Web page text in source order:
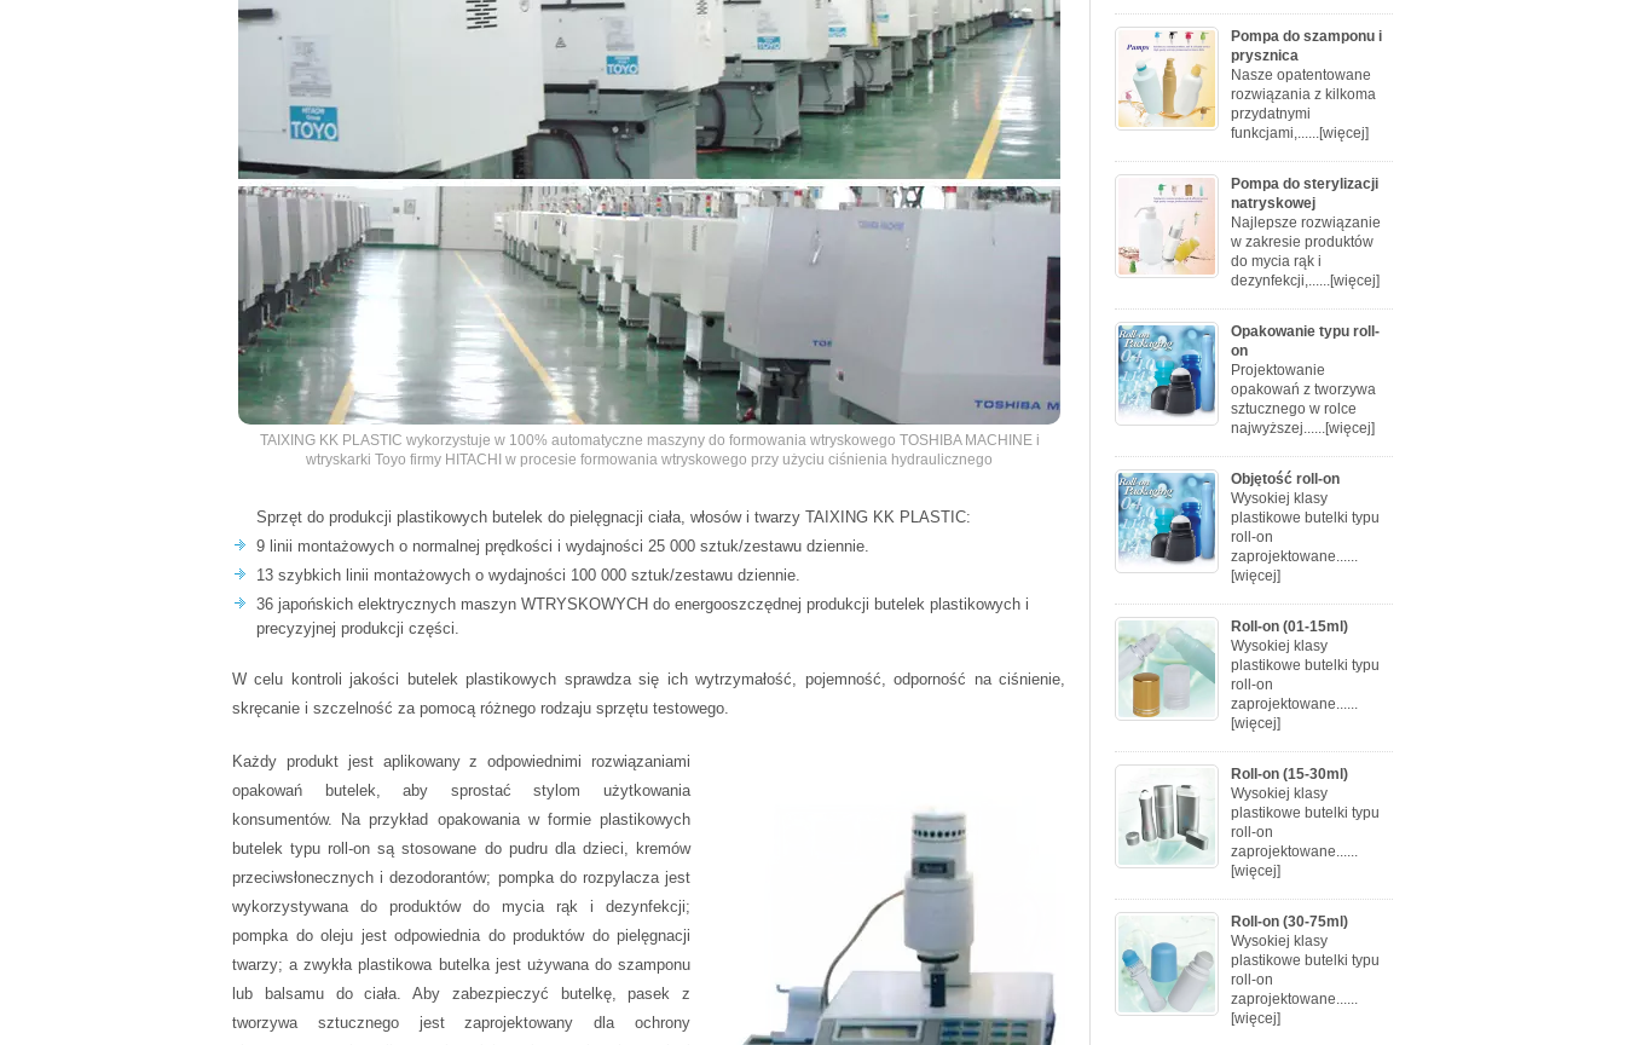
TAIXING KK PLASTIC wykorzystuje w 100% automatyczne maszyny do formowania wtryskowego TOSHIBA MACHINE i
wtryskarki Toyo firmy HITACHI w procesie formowania wtryskowego przy użyciu ciśnienia hydraulicznego
Sprzęt do produkcji plastikowych butelek do pielęgnacji ciała, włosów i twarzy TAIXING KK PLASTIC:
9 linii montażowych o normalnej prędkości i wydajności 25 000 sztuk/zestawu dziennie.
13 szybkich linii montażowych o wydajności 100 000 sztuk/zestawu dziennie.
36 japońskich elektrycznych maszyn WTRYSKOWYCH do energooszczędnej produkcji butelek plastikowych i
precyzyjnej produkcji części.
W celu kontroli jakości butelek plastikowych sprawdza się ich wytrzymałość, pojemność, odporność na ciśnienie,
skręcanie i szczelność za pomocą różnego rodzaju sprzętu testowego.
Każdy produkt jest aplikowany z odpowiednimi rozwiązaniami
opakowań butelek, aby sprostać stylom użytkowania
konsumentów. Na przykład opakowania w formie plastikowych
butelek typu roll-on są stosowane do pudru dla dzieci, kremów
przeciwsłonecznych i dezodorantów; pompka do rozpylacza jest
wykorzystywana do produktów do mycia rąk i dezynfekcji;
pompka do oleju jest odpowiednia do produktów do pielęgnacji
twarzy; a zwykła plastikowa butelka jest używana do szamponu
lub balsamu do ciała. Aby zabezpieczyć butelkę, pasek z
tworzywa sztucznego jest zaprojektowany dla ochrony
Pompa do szamponu i
prysznica
Nasze opatentowane
rozwiązania z kilkoma
przydatnymi
funkcjami,......[więcej]
Pompa do sterylizacji
natryskowej
Najlepsze rozwiązanie
w zakresie produktów
do mycia rąk i
dezynfekcji,......[więcej]
Opakowanie typu roll-
on
Projektowanie
opakowań z tworzywa
sztucznego w rolce
najwyższej......[więcej]
Objętość roll-on
Wysokiej klasy
plastikowe butelki typu
roll-on
zaprojektowane......
[więcej]
Roll-on (01-15ml)
Wysokiej klasy
plastikowe butelki typu
roll-on
zaprojektowane......
[więcej]
Roll-on (15-30ml)
Wysokiej klasy
plastikowe butelki typu
roll-on
zaprojektowane......
[więcej]
Roll-on (30-75ml)
Wysokiej klasy
plastikowe butelki typu
roll-on
zaprojektowane......
[więcej]